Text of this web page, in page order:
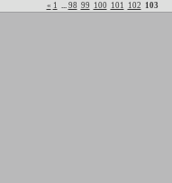
« 1 ... 98 99 100 101 102 103